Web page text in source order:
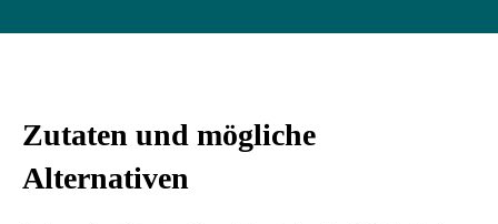
Zutaten und mögliche
Alternativen